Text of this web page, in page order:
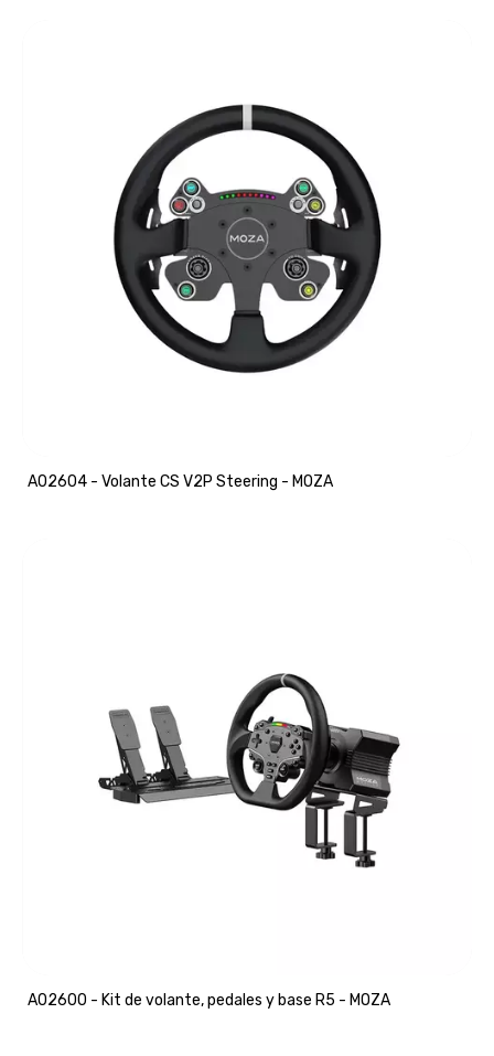
A02604 - Volante CS V2P Steering - MOZA
A02600 - Kit de volante, pedales y base R5 - MOZA